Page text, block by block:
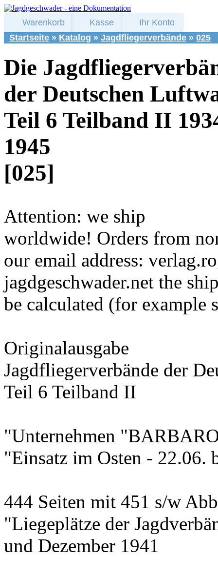
Warenkorb Kasse
Ihr Konto
Startseite » Katalog » Jagdfliegerverbände » 025
Die
der Deutschen
Teil 6 Teilband II
1945
[025]
Attention: we ship
worldwide! Orders from
our email address:
jagdgeschwader.net the
be calculated (for example
Originalausgabe
Jagdfliegerverbände der
Teil 6 Teilband II
"Unternehmen
"Einsatz im Osten - 22.06.
444 Seiten mit 451 s/w
"Liegeplätze der
und Dezember 1941